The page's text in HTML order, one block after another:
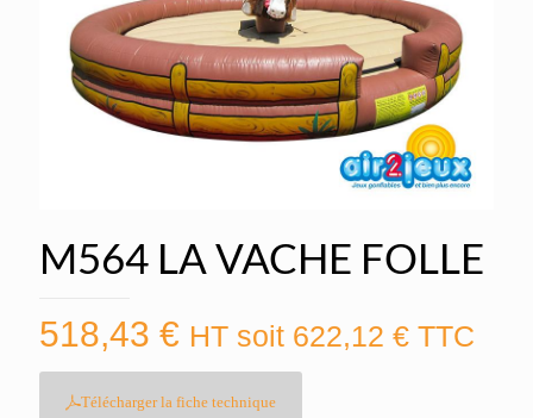
M564 LA VACHE FOLLE
518,43 € HT soit 622,12 € TTC
Télécharger la fiche technique